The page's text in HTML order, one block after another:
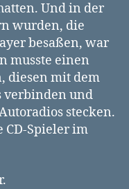
Und in der
wurden, die
besaßen, war
musste einen
diesen mit dem
verbinden und
stecken.
CD-Spieler im